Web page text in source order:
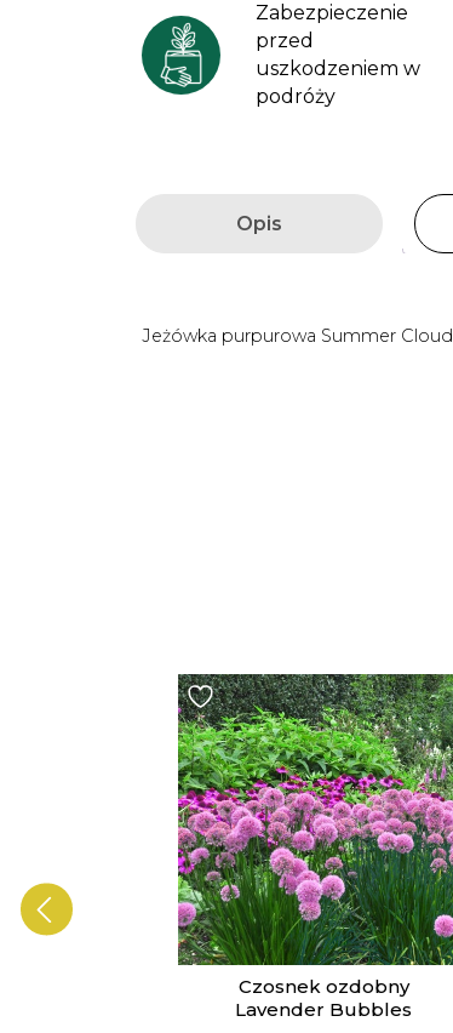
Zabezpieczenie
przed
uszkodzeniem w
podróży
Opis
Jeżówka purpurowa Summer Cloud
Czosnek ozdobny
Lavender Bubbles